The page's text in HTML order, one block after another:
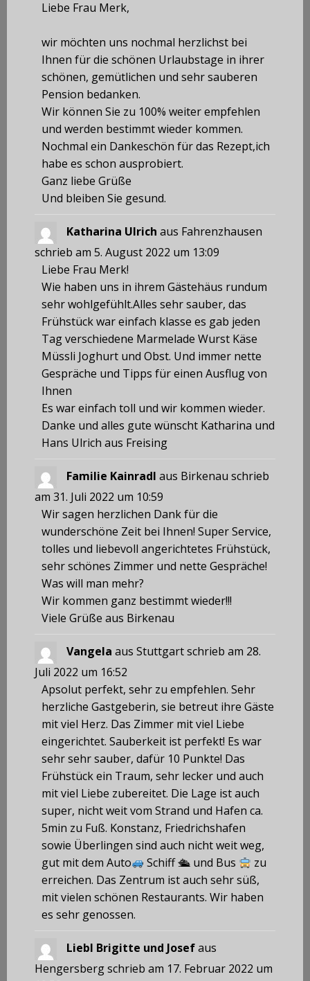
Liebe Frau Merk,
wir möchten uns nochmal herzlichst bei
Ihnen für die schönen Urlaubstage in ihrer
schönen, gemütlichen und sehr sauberen
Pension bedanken.
Wir können Sie zu 100% weiter empfehlen
und werden bestimmt wieder kommen.
Nochmal ein Dankeschön für das Rezept,ich
habe es schon ausprobiert.
Ganz liebe Grüße
Und bleiben Sie gesund.
Katharina Ulrich aus Fahrenzhausen
schrieb am 5. August 2022 um 13:09
Liebe Frau Merk!
Wie haben uns in ihrem Gästehäus rundum
sehr wohlgefühlt.Alles sehr sauber, das
Frühstück war einfach klasse es gab jeden
Tag verschiedene Marmelade Wurst Käse
Müssli Joghurt und Obst. Und immer nette
Gespräche und Tipps für einen Ausflug von
Ihnen
Es war einfach toll und wir kommen wieder.
Danke und alles gute wünscht Katharina und
Hans Ulrich aus Freising
Familie Kainradl aus Birkenau schrieb
am 31. Juli 2022 um 10:59
Wir sagen herzlichen Dank für die
wunderschöne Zeit bei Ihnen! Super Service,
tolles und liebevoll angerichtetes Frühstück,
sehr schönes Zimmer und nette Gespräche!
Was will man mehr?
Wir kommen ganz bestimmt wieder!!!
Viele Grüße aus Birkenau
Vangela aus Stuttgartschrieb am 28.
Juli 2022 um 16:52
Apsolut perfekt, sehr zu empfehlen. Sehr
herzliche Gastgeberin, sie betreut ihre Gäste
mit viel Herz. Das Zimmer mit viel Liebe
eingerichtet. Sauberkeit ist perfekt! Es war
sehr sehr sauber, dafür 10 Punkte! Das
Frühstück ein Traum, sehr lecker und auch
mit viel Liebe zubereitet. Die Lage ist auch
super, nicht weit vom Strand und Hafen ca.
5min zu Fuß. Konstanz, Friedrichshafen
sowie Überlingen sind auch nicht weit weg,
gut mit dem Auto
Schiff 🛳 und Bus
zu
erreichen. Das Zentrum ist auch sehr süß,
mit vielen schönen Restaurants. Wir haben
es sehr genossen.
Liebl Brigitte und Josefaus
Hengersbergschrieb am 17. Februar 2022 um